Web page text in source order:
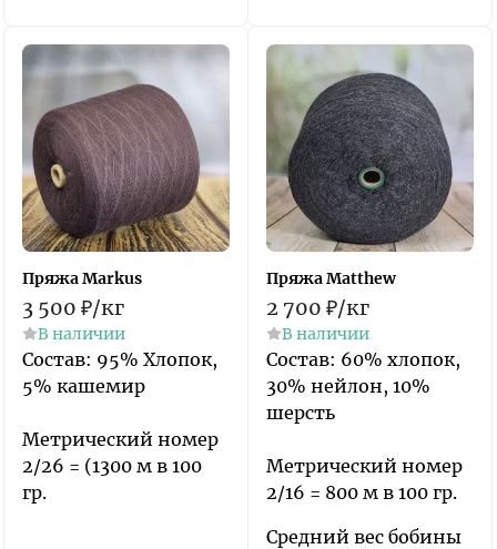
Пряжа Markus
3 500 ₽/кг
В наличии
​Состав: 95% Хлопок,
5% кашемир
Метрический номер
2/26 = (1300 м в 100
гр.
Пряжа Matthew
2 700 ₽/кг
В наличии
Состав: 60% хлопок,
30% нейлон, 10%
шерсть
Метрический номер
2/16 = 800 м в 100 гр.
Средний вес бобины